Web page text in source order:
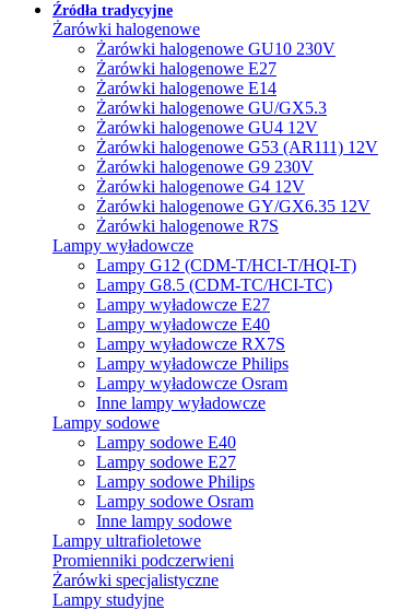
Źródła tradycyjne
Żarówki halogenowe
Żarówki halogenowe GU10 230V
Żarówki halogenowe E27
Żarówki halogenowe E14
Żarówki halogenowe GU/GX5.3
Żarówki halogenowe GU4 12V
Żarówki halogenowe G53 (AR111) 12V
Żarówki halogenowe G9 230V
Żarówki halogenowe G4 12V
Żarówki halogenowe GY/GX6.35 12V
Żarówki halogenowe R7S
Lampy wyładowcze
Lampy G12 (CDM-T/HCI-T/HQI-T)
Lampy G8.5 (CDM-TC/HCI-TC)
Lampy wyładowcze E27
Lampy wyładowcze E40
Lampy wyładowcze RX7S
Lampy wyładowcze Philips
Lampy wyładowcze Osram
Inne lampy wyładowcze
Lampy sodowe
Lampy sodowe E40
Lampy sodowe E27
Lampy sodowe Philips
Lampy sodowe Osram
Inne lampy sodowe
Lampy ultrafioletowe
Promienniki podczerwieni
Żarówki specjalistyczne
Lampy studyjne